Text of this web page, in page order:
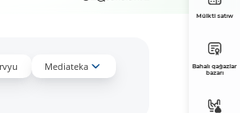
Mediateka
Múlkti satıw
Bahalı qaǵazlar
bazarı